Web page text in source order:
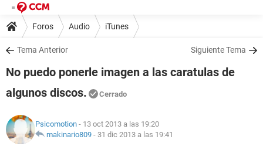
Foros Audio iTunes
Tema Anterior Siguiente Tema
No puedo ponerle imagen a las caratulas de
algunos discos.
Cerrado
Psicomotion - 13 oct 2013 a las 19:20
makinario809 - 31 dic 2013 a las 19:41